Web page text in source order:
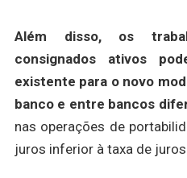
Além disso, os
consignados ativos
existente para o novo
banco e entre bancos
nas operações de
juros inferior à taxa de